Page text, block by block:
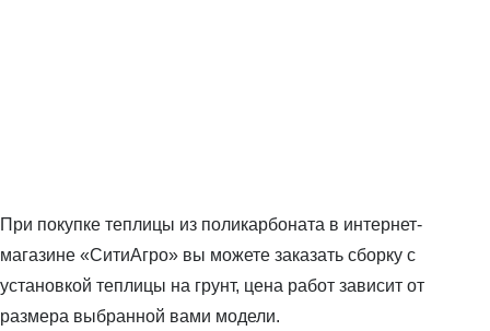
При покупке теплицы из поликарбоната в интернет-
магазине «СитиАгро» вы можете заказать сборку с
установкой теплицы на грунт, цена работ зависит от
размера выбранной вами модели.